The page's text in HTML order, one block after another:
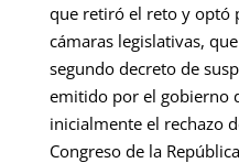
que retiró el reto y optó
cámaras legislativas,
segundo decreto de
emitido por el gobierno
inicialmente el rechazo
Congreso de la